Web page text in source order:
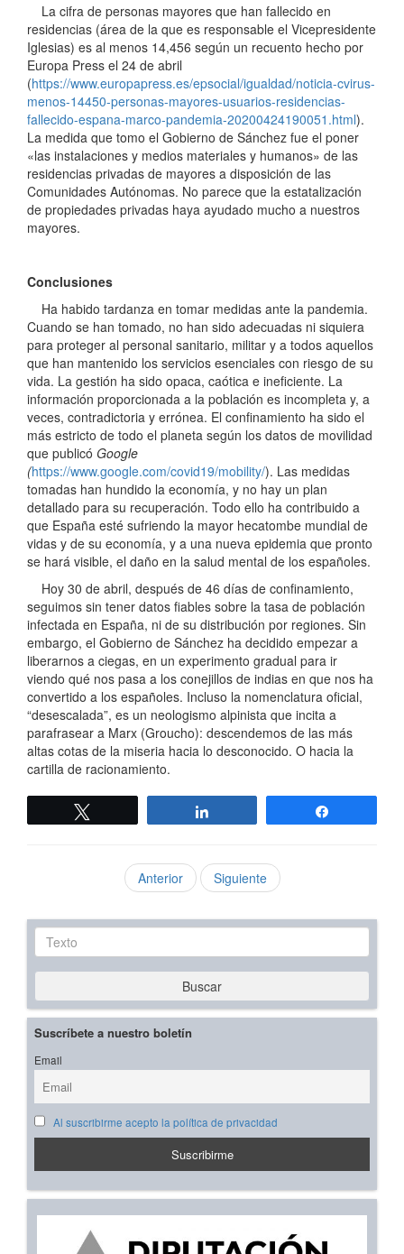
La cifra de personas mayores que han fallecido en
residencias (área de la que es responsable el Vicepresidente
Iglesias) es al menos 14,456 según un recuento hecho por
Europa Press el 24 de abril
(https://www.europapress.es/epsocial/igualdad/noticia-cvirus-
menos-14450-personas-mayores-usuarios-residencias-
fallecido-espana-marco-pandemia-20200424190051.html).
La medida que tomo el Gobierno de Sánchez fue el poner
«las instalaciones y medios materiales y humanos» de las
residencias privadas de mayores a disposición de las
Comunidades Autónomas. No parece que la estatalización
de propiedades privadas haya ayudado mucho a nuestros
mayores.
Conclusiones
Ha habido tardanza en tomar medidas ante la pandemia.
Cuando se han tomado, no han sido adecuadas ni siquiera
para proteger al personal sanitario, militar y a todos aquellos
que han mantenido los servicios esenciales con riesgo de su
vida. La gestión ha sido opaca, caótica e ineficiente. La
información proporcionada a la población es incompleta y, a
veces, contradictoria y errónea. El confinamiento ha sido el
más estricto de todo el planeta según los datos de movilidad
que publicó Google
(https://www.google.com/covid19/mobility/). Las medidas
tomadas han hundido la economía, y no hay un plan
detallado para su recuperación. Todo ello ha contribuido a
que España esté sufriendo la mayor hecatombe mundial de
vidas y de su economía, y a una nueva epidemia que pronto
se hará visible, el daño en la salud mental de los españoles.
Hoy 30 de abril, después de 46 días de confinamiento,
seguimos sin tener datos fiables sobre la tasa de población
infectada en España, ni de su distribución por regiones. Sin
embargo, el Gobierno de Sánchez ha decidido empezar a
liberarnos a ciegas, en un experimento gradual para ir
viendo qué nos pasa a los conejillos de indias en que nos ha
convertido a los españoles. Incluso la nomenclatura oficial,
“desescalada”, es un neologismo alpinista que incita a
parafrasear a Marx (Groucho): descendemos de las más
altas cotas de la miseria hacia lo desconocido. O hacia la
cartilla de racionamiento.
Anterior Siguiente
Texto
Buscar
Suscríbete a nuestro boletín
Email
Al suscribirme acepto la política de privacidad